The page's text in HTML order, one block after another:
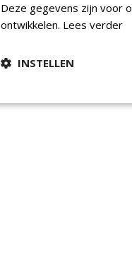
Deze gegevens zijn voor
ontwikkelen. Lees verder
INSTELLEN